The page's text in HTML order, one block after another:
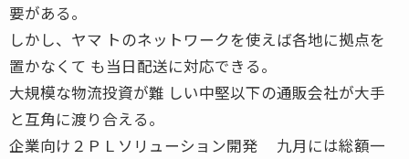
要がある。
しかし、ヤマ トのネットワークを使えば各地に拠点を
置かなくて も当日配送に対応できる。
大規模な物流投資が難 しい中堅以下の通販会社が大手
と互角に渡り合える。
企業向け２ＰＬソリューション開発 九月には総額一